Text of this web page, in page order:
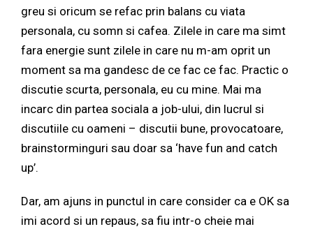
greu si oricum se refac prin balans cu viata
personala, cu somn si cafea. Zilele in care ma simt
fara energie sunt zilele in care nu m-am oprit un
moment sa ma gandesc de ce fac ce fac. Practic o
discutie scurta, personala, eu cu mine. Mai ma
incarc din partea sociala a job-ului, din lucrul si
discutiile cu oameni – discutii bune, provocatoare,
brainstorminguri sau doar sa ‘have fun and catch
up’.
Dar, am ajuns in punctul in care consider ca e OK sa
imi acord si un repaus, sa fiu intr-o cheie mai